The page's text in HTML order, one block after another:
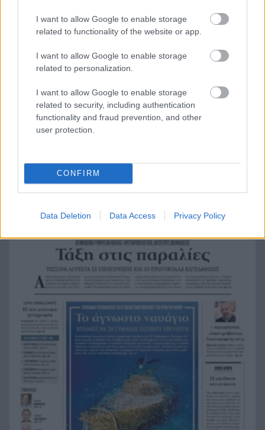
I want to allow Google to enable storage
related to functionality of the website or app.
I want to allow Google to enable storage
related to personalization.
I want to allow Google to enable storage
related to security, including authentication
functionality and fraud prevention, and other
user protection.
CONFIRM
Data Deletion Data Access Privacy Policy
Τέθηκε υπό έλεγχο η φωτιά στο Κιλκίς
Πρίγκιπας Ουίλιαμ και Χάρι: Πότε συναντήθηκαν
τελευταία φορά – Στο μηδέν οι σχέσεις τους
Κιλκίς: Φωτιά, επιχειρούν τρία αεροσκάφη, 28
πυροσβέστες, εθελοντές και 9 οχήματα
Αντόνιο Μπαντέρας: Γιατί άφησε το Χόλιγουντ
και επέστρεψε στη Μάλαγα
17:34
Τραγωδία, ανασύρθηκε νεκρός 43χρονος από τη
θάλασσα ανάμεσα σε Αγκίστρι και Αίγινα
τον πατέρα του που πάσχει από Αλτσχάιμερ
άκουσε Τσιτσάνη στο Φισκάρδο και πήρε την
κάρτα της μπάντας
Στα ύψη το μοσχάρι: 28,4% ακριβότερο από τον
Δεκέμβριο του 2024
16:50
Έως τον Οκτώβριο η έξαρση των κρουσμάτων
για τον ιό του Δυτικού Νείλου